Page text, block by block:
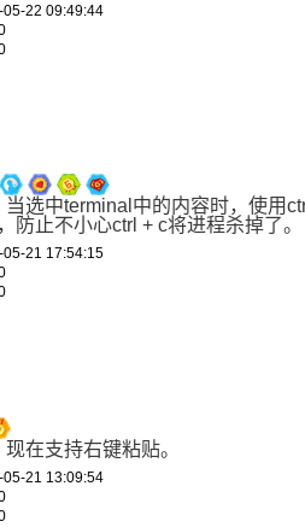
05-22 09:49:44
当选中terminal中的内容时，使用
防止不小心ctrl + c将进程杀掉了。
05-21 17:54:15
现在支持右键粘贴。
05-21 13:09:54